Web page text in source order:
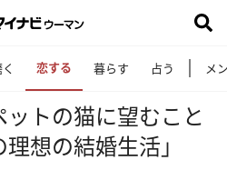
恋する 暮らす 占う メ
ットの猫に望むこと
想の結婚生活」